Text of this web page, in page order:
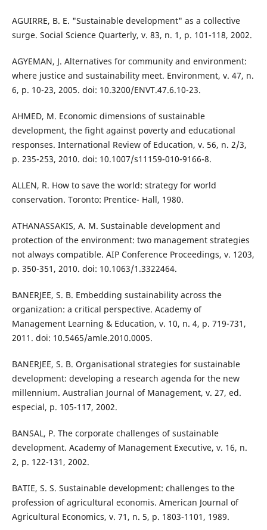
AGUIRRE, B. E. "Sustainable development" as a collective
surge. Social Science Quarterly, v. 83, n. 1, p. 101-118, 2002.
AGYEMAN, J. Alternatives for community and environment:
where justice and sustainability meet. Environment, v. 47, n.
6, p. 10-23, 2005. doi: 10.3200/ENVT.47.6.10-23.
AHMED, M. Economic dimensions of sustainable
development, the fight against poverty and educational
responses. International Review of Education, v. 56, n. 2/3,
p. 235-253, 2010. doi: 10.1007/s11159-010-9166-8.
ALLEN, R. How to save the world: strategy for world
conservation. Toronto: Prentice- Hall, 1980.
ATHANASSAKIS, A. M. Sustainable development and
protection of the environment: two management strategies
not always compatible. AIP Conference Proceedings, v. 1203,
p. 350-351, 2010. doi: 10.1063/1.3322464.
BANERJEE, S. B. Embedding sustainability across the
organization: a critical perspective. Academy of
Management Learning & Education, v. 10, n. 4, p. 719-731,
2011. doi: 10.5465/amle.2010.0005.
BANERJEE, S. B. Organisational strategies for sustainable
development: developing a research agenda for the new
millennium. Australian Journal of Management, v. 27, ed.
especial, p. 105-117, 2002.
BANSAL, P. The corporate challenges of sustainable
development. Academy of Management Executive, v. 16, n.
2, p. 122-131, 2002.
BATIE, S. S. Sustainable development: challenges to the
profession of agricultural economis. American Journal of
Agricultural Economics, v. 71, n. 5, p. 1803-1101, 1989.